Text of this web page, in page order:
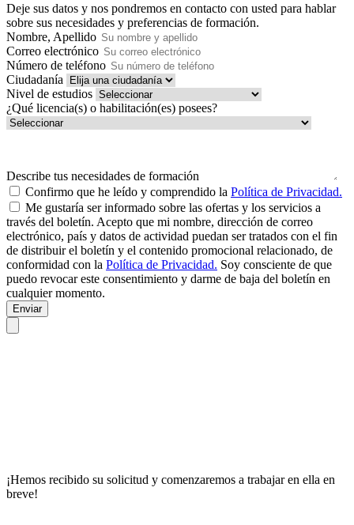
Deje sus datos y nos pondremos en contacto con usted para hablar
sobre sus necesidades y preferencias de formación.
Nombre, Apellido
Correo electrónico
Número de teléfono
Ciudadanía
Nivel de estudios
¿Qué licencia(s) o habilitación(es) posees?
Describe tus necesidades de formación
Confirmo que he leído y comprendido la Política de Privacidad.
Me gustaría ser informado sobre las ofertas y los servicios a
través del boletín. Acepto que mi nombre, dirección de correo
electrónico, país y datos de actividad puedan ser tratados con el fin
de distribuir el boletín y el contenido promocional relacionado, de
conformidad con la Política de Privacidad. Soy consciente de que
puedo revocar este consentimiento y darme de baja del boletín en
cualquier momento.
Enviar
¡Hemos recibido su solicitud y comenzaremos a trabajar en ella en
breve!